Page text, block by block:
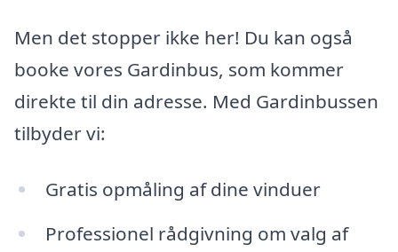
Men det stopper ikke her! Du kan også
booke vores Gardinbus, som kommer
direkte til din adresse. Med Gardinbussen
tilbyder vi:
Gratis opmåling af dine vinduer
Professionel rådgivning om valg af